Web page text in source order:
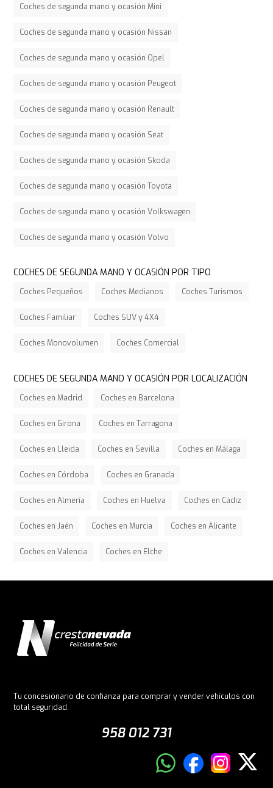
Coches de segunda mano y ocasión Mini
Coches de segunda mano y ocasión Nissan
Coches de segunda mano y ocasión Opel
Coches de segunda mano y ocasión Peugeot
Coches de segunda mano y ocasión Renault
Coches de segunda mano y ocasión Seat
Coches de segunda mano y ocasión Skoda
Coches de segunda mano y ocasión Toyota
Coches de segunda mano y ocasión Volkswagen
Coches de segunda mano y ocasión Volvo
COCHES DE SEGUNDA MANO Y OCASIÓN POR TIPO
Coches Pequeños Coches Medianos Coches Turismos
Coches Familiar Coches SUV y 4X4
Coches Monovolumen Coches Comercial
COCHES DE SEGUNDA MANO Y OCASIÓN POR LOCALIZACIÓN
Coches en Madrid Coches en Barcelona
Coches en Girona Coches en Tarragona
Coches en Lleida Coches en Sevilla Coches en Málaga
Coches en Córdoba Coches en Granada
Coches en Almería Coches en Huelva Coches en Cádiz
Coches en Jaén Coches en Murcia Coches en Alicante
Coches en Valencia Coches en Elche
Tu concesionario de confianza para comprar y vender vehículos con
total seguridad.
958 012 731